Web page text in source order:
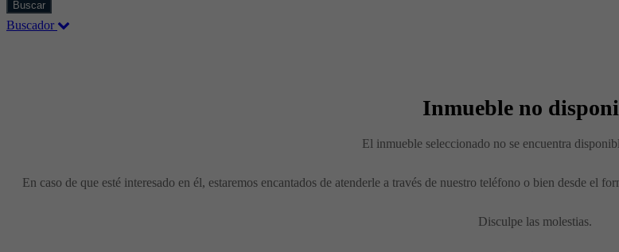
Buscar
Buscador
Inmueble no
El inmueble seleccionado no se encuentra
En caso de que esté interesado en él, estaremos encantados de atenderle a través de nuestro teléfono o bien desde el
Disculpe las molestias.